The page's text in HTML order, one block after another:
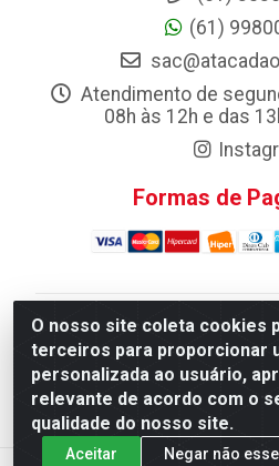
O nosso site coleta cookies
terceiros para proporcionar
personalizada ao usuário,
relevante de acordo com o
qualidade do nosso site.
Aceitar Negar não
(61)
Atendimento de
08h às 12h e das
Formas de
Atacadao da Limpeza F.
Distribuicao LTDA - Quadra Qi
Industrial (Taguatinga),
CNPJ